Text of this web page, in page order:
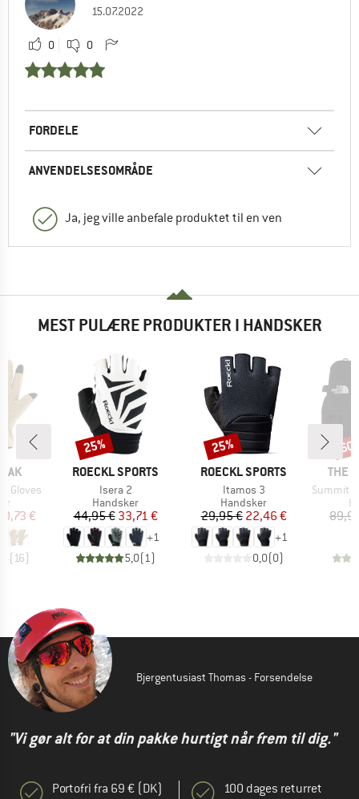
15.07.2022
0 0
FORDELE
ANVENDELSESOMRÅDE
Ja, jeg ville anbefale produktet til en ven
MEST PULÆRE PRODUKTER I HANDSKER
Gloves
pris
€
( 16)
MÆRKE
ROECKL SPORTS
Artikel
Isera 2
Produktgruppe
Handsker
Pris
44,95 €Nedsat pris
33,71 €
+1
5,0( 1)
Rabat
25%
MÆRKE
ROECKL SPORTS
Artikel
Itamos 3
Produktgruppe
Handsker
Pris
29,95 €Nedsat pris
22,46 €
+1
0,0(0)
Rabat
25%
THE
Artikel
Summit
Bjergentusiast Thomas - Forsendelse
"Vi gør alt for at din pakke hurtigt når frem til dig."
Portofri fra 69 € (DK)
100 dages returret